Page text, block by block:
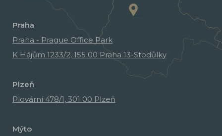
Praha
Praha - Prague Office Park
K Hájům 1233/2, 155 00 Praha 13-Stodůlky
Plzeň
Plovární 478/1, 301 00 Plzeň
Mýto